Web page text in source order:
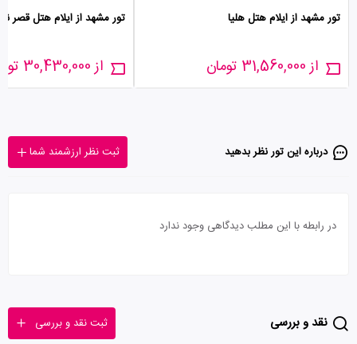
تور مشهد از ایلام هتل هلیا
از 31,560,000 تومان
تور مشهد از ایلام هتل قصر
از 30,430,000 تومان
درباره این تور‌ نظر بدهید ثبت نظر ارزشمند شما
در رابطه با این مطلب دیدگاهی وجود ندارد
نقد و بررسی ثبت نقد و بررسی